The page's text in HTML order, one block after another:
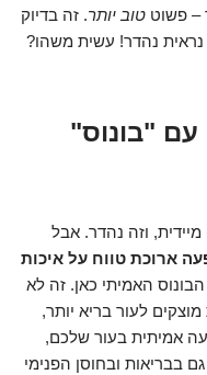
– פשוט טוב יותר. זה בדיוק
נהדר! עשית משהו?
"בונוס"
וזה נהדר. אבל
ארוכת טווח על איכות
הבונוס האמיתי כאן. זה לא
לעור בריא יותר,
אמיתית בעור שלכם,
בבריאות ובחוסן הפנימי